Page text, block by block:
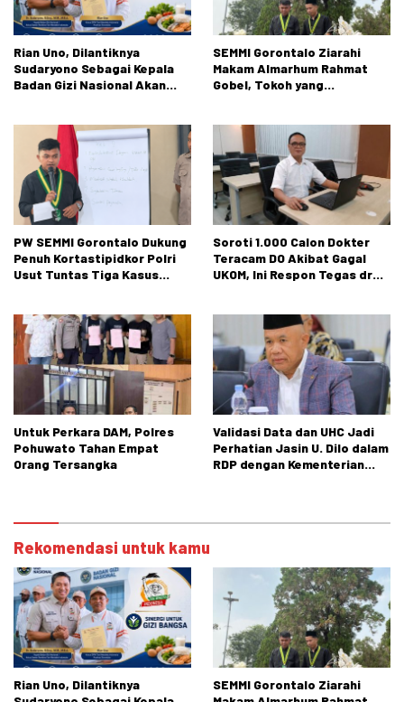
Rian Uno, Dilantiknya
Sudaryono Sebagai Kepala
Badan Gizi Nasional Akan
Indonesia
SEMMI Gorontalo Ziarahi
Makam Almarhum Rahmat
Gobel, Tokoh yang
PW SEMMI Gorontalo Dukung
Penuh Kortastipidkor Polri
Usut Tuntas Tiga Kasus
Soroti 1.000 Calon Dokter
Teracam DO Akibat Gagal
UKOM, Ini Respon Tegas dr
Untuk Perkara DAM, Polres
Pohuwato Tahan Empat
Orang Tersangka
Validasi Data dan UHC Jadi
Perhatian Jasin U. Dilo dalam
RDP dengan Kementerian
Rekomendasi untuk kamu
Rian Uno, Dilantiknya
SEMMI Gorontalo Ziarahi